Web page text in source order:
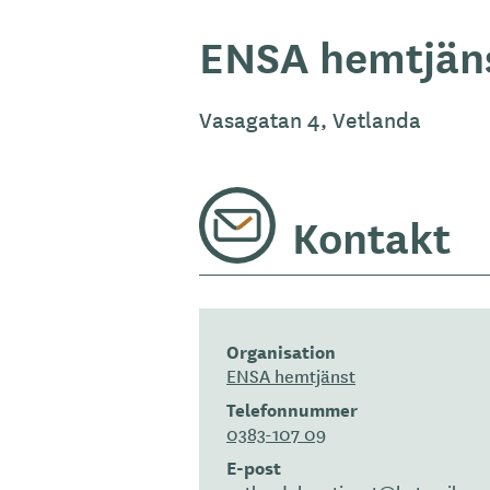
ENSA
Vasagatan 4, Vetlanda
Kontakt
Organisation
ENSA hemtjänst
Telefonnummer
0383-107 09
E-post